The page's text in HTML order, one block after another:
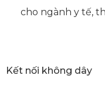
cho ngành y tế,
Kết nối không dây